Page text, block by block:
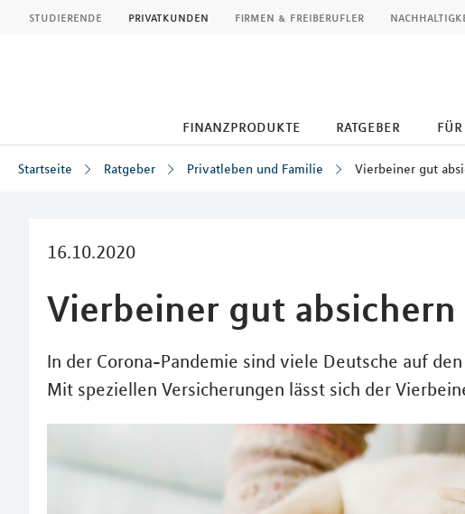
studierende privatkunden firmen & freiberufler
finanzprodukte ratgeber für
Startseite Ratgeber Privatleben und Familie Vierbeiner gut
16.10.2020
Vierbeiner gut absichern
In der Corona-Pandemie sind viele Deutsche auf
Mit speziellen Versicherungen lässt sich der